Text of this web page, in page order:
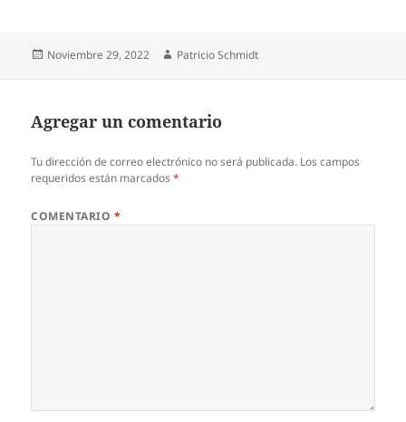
Publicado
Noviembre 29, 2022 Autor
Patricio Schmidt
Agregar un comentario
Tu dirección de correo electrónico no será publicada. Los campos
requeridos están marcados*
COMENTARIO *